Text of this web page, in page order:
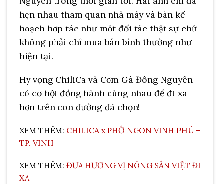
hẹn nhau tham quan nhà máy và bàn kế
hoạch hợp tác như một đối tác thật sự chứ
không phải chỉ mua bán bình thường như
hiện tại.
Hy vọng ChiliCa và Cơm Gà Đông Nguyên
có cơ hội đồng hành cùng nhau để đi xa
hơn trên con đường đã chọn!
XEM THÊM: CHILICA x PHỞ NGON VINH PHÚ –
TP. VINH
XEM THÊM: ĐƯA HƯƠNG VỊ NÔNG SẢN VIỆT ĐI
XA